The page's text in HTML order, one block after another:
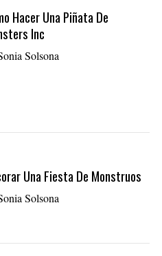
Hacer Una Piñata De
Inc
Solsona
Una Fiesta De Monstruos
Solsona